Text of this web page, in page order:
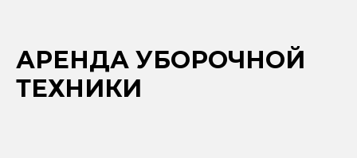
АРЕНДА УБОРОЧНОЙ
ТЕХНИКИ